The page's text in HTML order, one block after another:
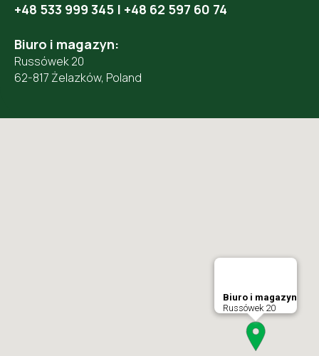
+48 533 999 345 | +48 62 597 60 74
Biuro i magazyn:
Russówek 20
62-817 Żelazków, Poland
Biuro i magazyn
Russówek 20